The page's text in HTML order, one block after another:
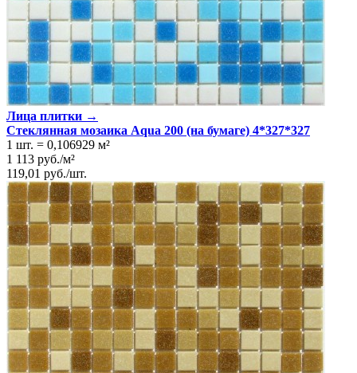
Лица плитки →
Стеклянная мозаика Aqua 200 (на бумаге) 4*327*327
1 шт. = 0,106929 м²
1 113 руб./м²
119,01 руб./шт.